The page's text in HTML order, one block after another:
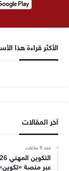
الأكثر قراءة هذا
آخر المقالات
منذ 8 ساعات
عبر منصة